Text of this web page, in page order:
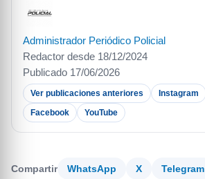
Administrador Periódico Policial
Redactor desde 18/12/2024
Publicado 17/06/2026
Ver publicaciones anteriores Instagram
Facebook
YouTube
Compartir WhatsApp X Telegram